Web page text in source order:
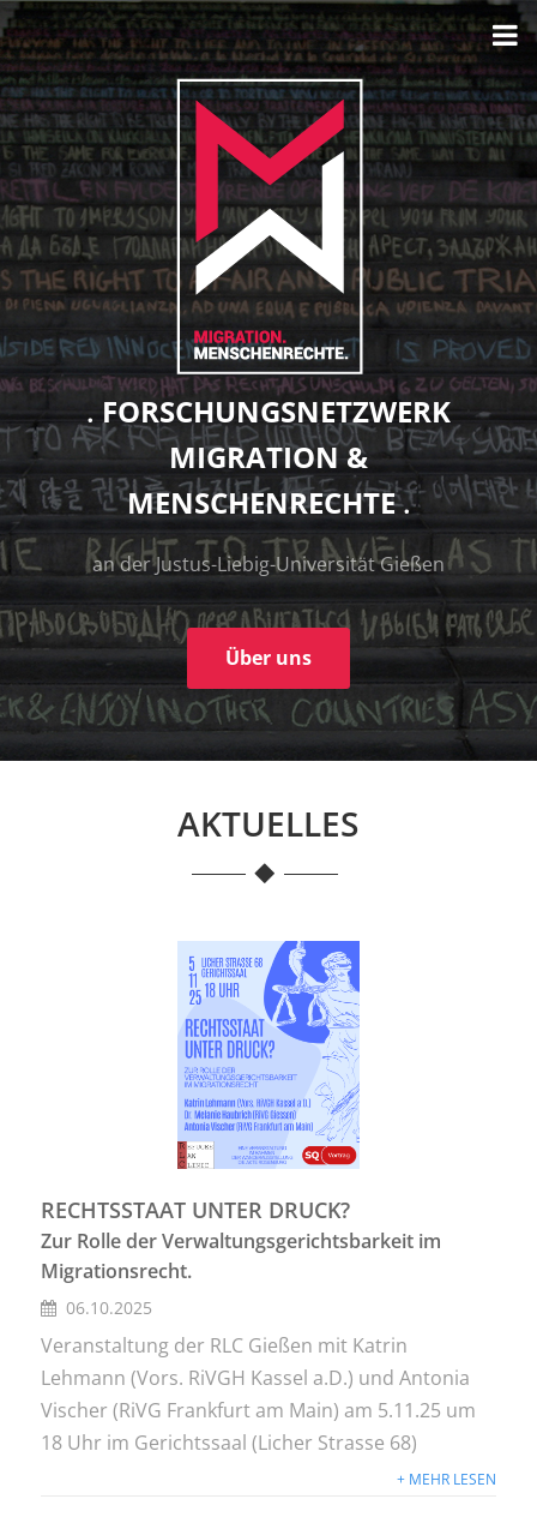
FORSCHUNGSNETZWERK
MIGRATION &
MENSCHENRECHTE
an der Justus-Liebig-Universität Gießen
Über uns
AKTUELLES
RECHTSSTAAT UNTER DRUCK?
Zur Rolle der Verwaltungsgerichtsbarkeit im
Migrationsrecht.
06.10.2025
Veranstaltung der RLC Gießen mit Katrin
Lehmann (Vors. RiVGH Kassel a.D.) und Antonia
Vischer (RiVG Frankfurt am Main) am 5.11.25 um
18 Uhr im Gerichtssaal (Licher Strasse 68)
+ MEHR LESEN